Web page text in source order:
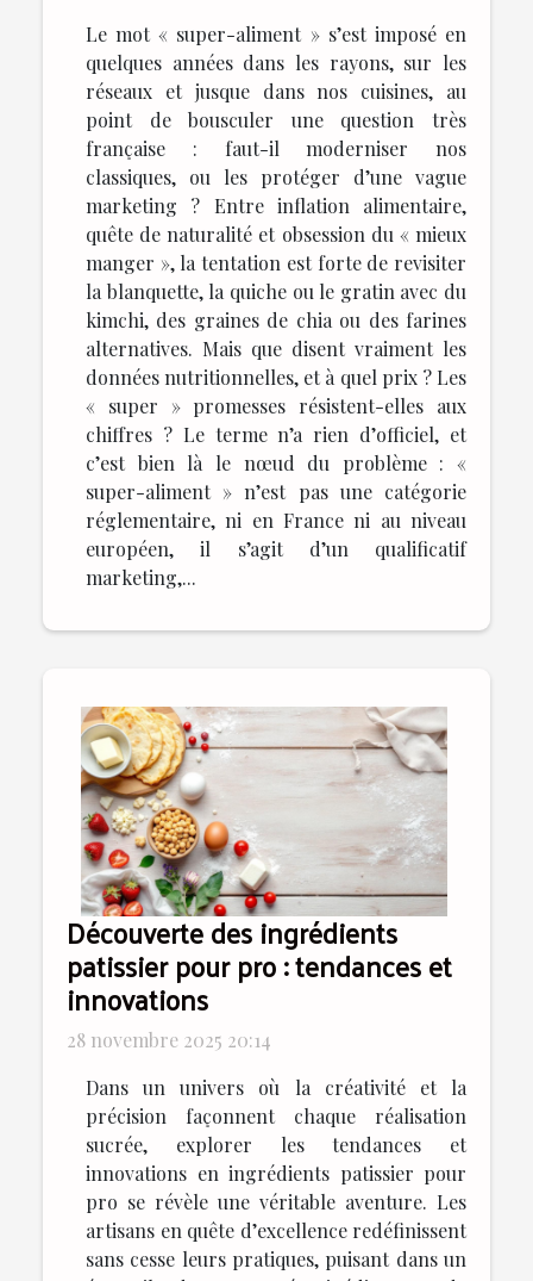
Le mot « super-aliment » s’est imposé en
quelques années dans les rayons, sur les
réseaux et jusque dans nos cuisines, au
point de bousculer une question très
française : faut-il moderniser nos
classiques, ou les protéger d’une vague
marketing ? Entre inflation alimentaire,
quête de naturalité et obsession du « mieux
manger », la tentation est forte de revisiter
la blanquette, la quiche ou le gratin avec du
kimchi, des graines de chia ou des farines
alternatives. Mais que disent vraiment les
données nutritionnelles, et à quel prix ? Les
« super » promesses résistent-elles aux
chiffres ? Le terme n’a rien d’officiel, et
c’est bien là le nœud du problème : «
super-aliment » n’est pas une catégorie
réglementaire, ni en France ni au niveau
européen, il s’agit d’un qualificatif
marketing,...
Découverte des ingrédients
patissier pour pro : tendances et
innovations
28 novembre 2025 20:14
Dans un univers où la créativité et la
précision façonnent chaque réalisation
sucrée, explorer les tendances et
innovations en ingrédients patissier pour
pro se révèle une véritable aventure. Les
artisans en quête d’excellence redéfinissent
sans cesse leurs pratiques, puisant dans un